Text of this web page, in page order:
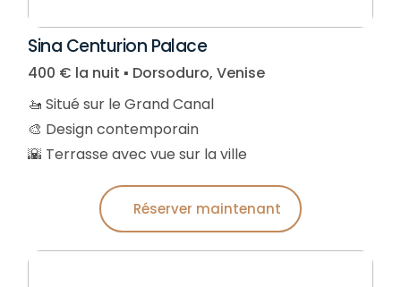
Sina Centurion Palace
400 € la nuit ▪︎ Dorsoduro, Venise
🚤 Situé sur le Grand Canal
🎨 Design contemporain
🌇 Terrasse avec vue sur la ville
Réserver maintenant